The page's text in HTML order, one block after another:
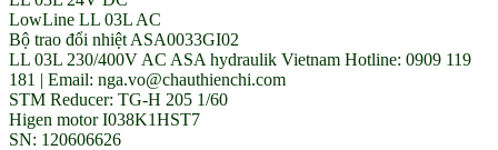
LowLine LL 03L AC
Bộ trao đổi nhiệt ASA0033GI02
LL 03L 230/400V AC ASA hydraulik Vietnam Hotline: 0909 119
181 | Email: nga.vo@chauthienchi.com
STM Reducer: TG-H 205 1/60
Higen motor I038K1HST7
SN: 120606626